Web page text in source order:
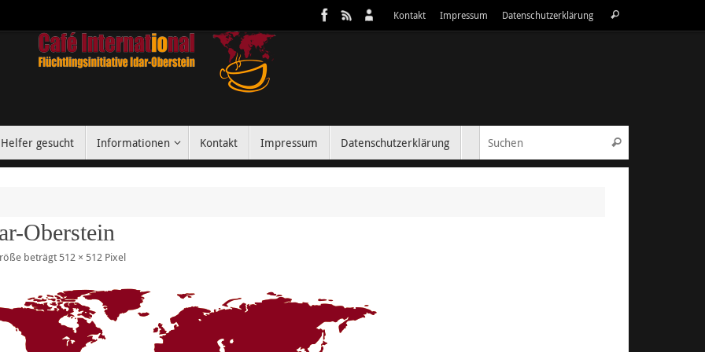
Kontakt Impressum Datenschutzerklärung Suchen
Helfer gesucht Informationen Kontakt Impressum Datenschutzerklärung Suchen
Oberstein
beträgt 512 × 512 Pixel